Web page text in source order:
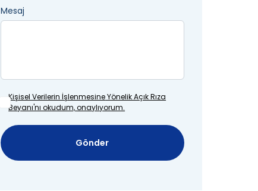
Mesaj
Kişisel Verilerin İşlenmesineYönelik Açık Rıza
Beyanı'nı okudum, onaylıyorum.
Gönder